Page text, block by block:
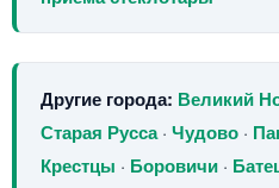
Другие города: Великий
Старая Русса· Чудово ·
Крестцы · Боровичи ·